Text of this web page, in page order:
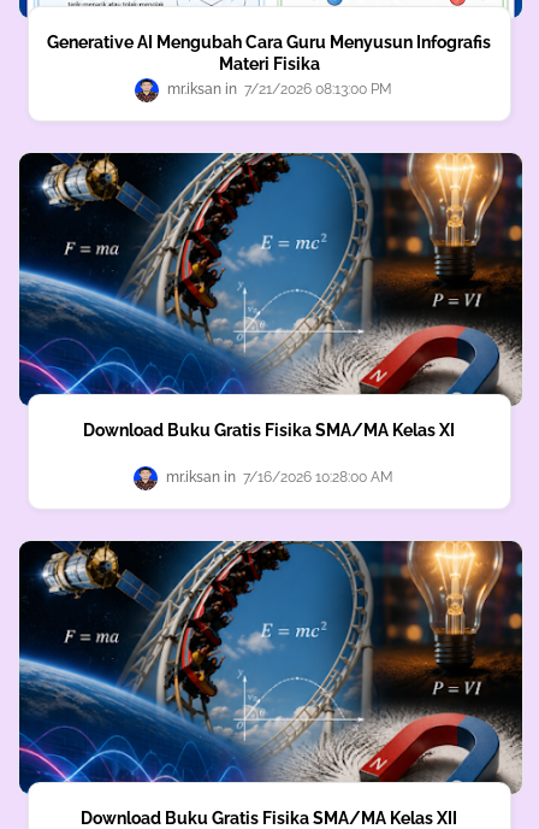
Generative AI Mengubah Cara Guru Menyusun Infografis
Materi Fisika
mr.iksan 7/21/2026 08:13:00 PM
Download Buku Gratis Fisika SMA/MA Kelas XI
mr.iksan 7/16/2026 10:28:00 AM
Download Buku Gratis Fisika SMA/MA Kelas XII